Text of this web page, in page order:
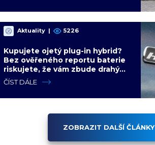
Aktuality | 5226
Kupujete ojetý plug-in hybrid?
Bez ověřeného reportu baterie
riskujete, že vám zbude drahý
spalovák
ČÍST DÁLE
ZOBRAZIT DALŠÍ ČLÁNKY